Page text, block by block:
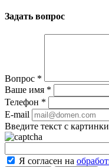
Задать вопрос
Вопрос *
Ваше имя *
Телефон *
E-mail
Введите текст с картинки
Я согласен на